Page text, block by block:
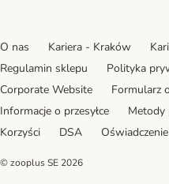
O nas Kariera - Kraków
Regulamin sklepu
Polityka
Corporate Website
Formularz
Informacje o przesyłce
Metody
Korzyści
DSA
© zooplus SE 2026